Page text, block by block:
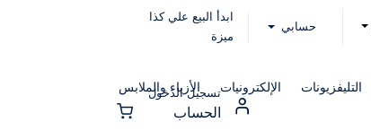
حسابي
ابدأ البيع علي كذا
ميزة
التليفزيونات الإلكترونيات الأزياء والملابس
تسجيل الدخول
الحساب